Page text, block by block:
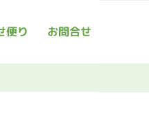
便り お問合せ